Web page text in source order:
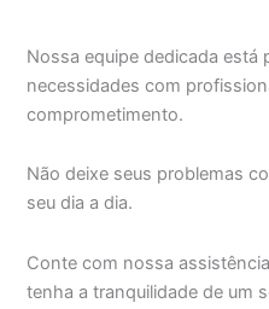
Nossa equipe dedicada está
necessidades com
comprometimento.
Não deixe seus problemas
seu dia a dia.
Conte com nossa
tenha a tranquilidade de um